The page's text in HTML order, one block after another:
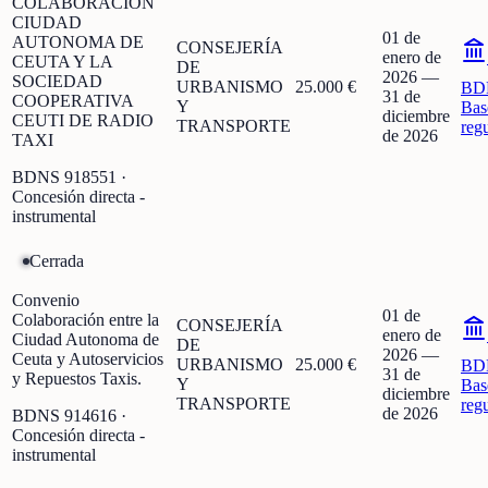
CIUDAD
AUTONOMA DE
CEUTA Y LA
SOCIEDAD
COOPERATIVA
CEUTI DE RADIO
TAXI
BDNS 918551 ·
Concesión directa -
instrumental
CONSEJERÍA
DE
URBANISMO
Y
TRANSPORTE
25.000 €
01 de
enero de
2026 —
31 de
diciembre
de 2026
Cerrada
Convenio
Colaboración entre la
Ciudad Autonoma de
Ceuta y Autoservicios
y Repuestos Taxis.
BDNS 914616 ·
Concesión directa -
instrumental
CONSEJERÍA
DE
URBANISMO
Y
TRANSPORTE
25.000 €
01 de
enero de
2026 —
31 de
diciembre
de 2026